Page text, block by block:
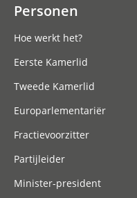
Personen
Hoe werkt het?
Eerste Kamerlid
Tweede Kamerlid
Europarlementariër
Fractievoorzitter
Partijleider
Minister-president